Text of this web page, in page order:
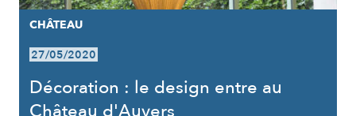
CHÂTEAU
27/05/2020
Décoration : le design entre au
Château d'Auvers